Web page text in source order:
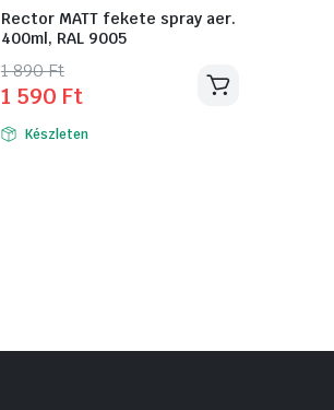
Rector MATT fekete spray aer.
400ml, RAL 9005
1 890Ft
Original
price
was:
1 590 Ft
Current
price
is: Készleten